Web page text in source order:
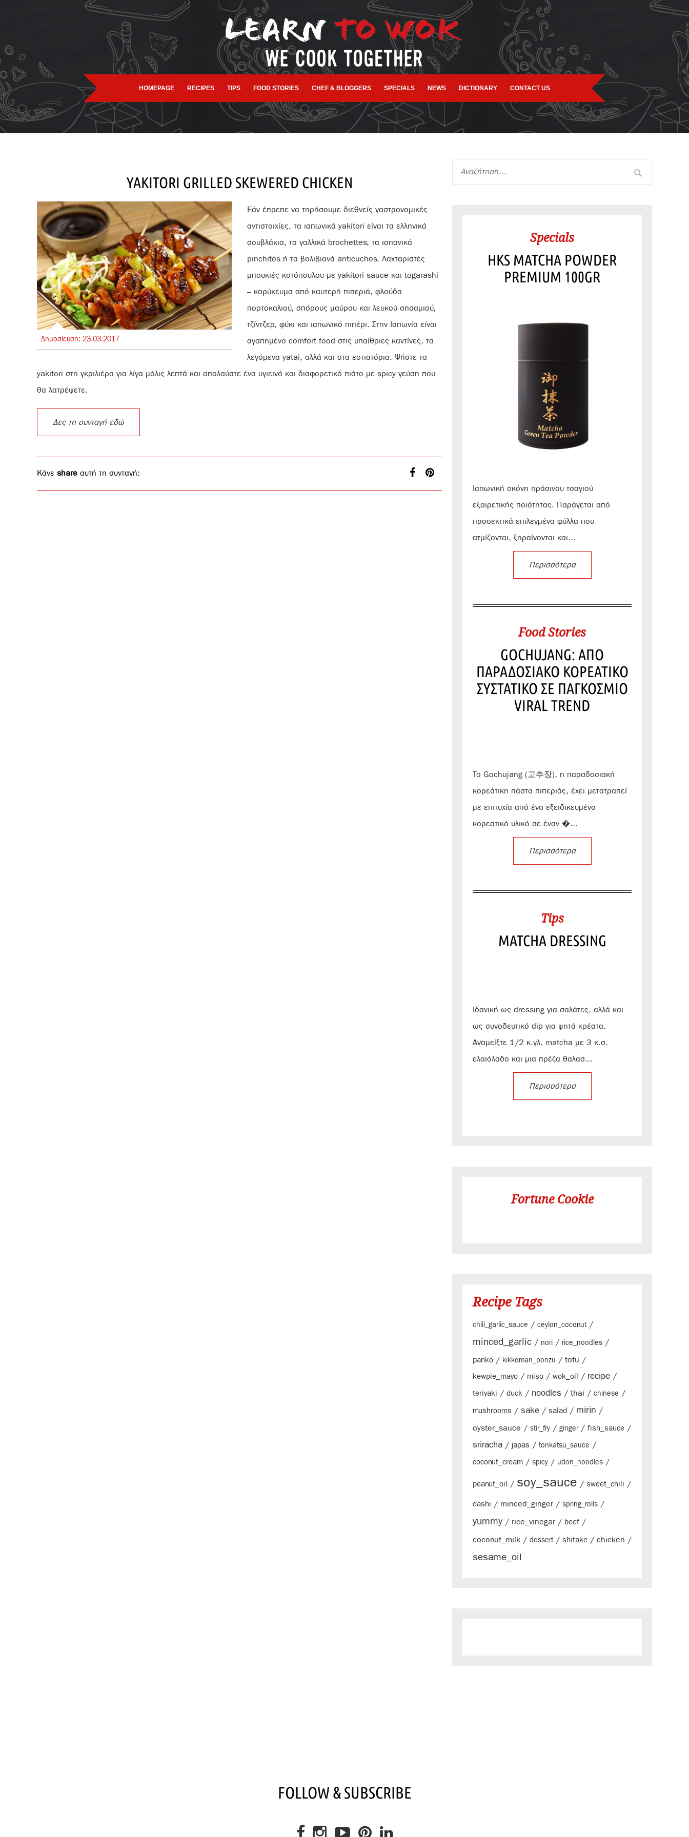
HOMEPAGE RECIPES TIPS FOOD STORIES CHEF & BLOGGERS SPECIALS NEWS DICTIONARY CONTACT US
YAKITORI GRILLED SKEWERED CHICKEN
Δημοσίευση: 23.03.2017
Εάν έπρεπε να τηρήσουμε διεθνείς γαστρονομικές
αντιστοιχίες, τα ιαπωνικά yakitori είναι τα ελληνικά
σουβλάκια, τα γαλλικά brochettes, τα ισπανικά
pinchitos ή τα βολιβιανά anticuchos. Λαχταριστές
μπουκιές κοτόπουλου με yakitori sauce και togarashi
– καρύκευμα από καυτερή πιπεριά, φλούδα
πορτοκαλιού, σπόρους μαύρου και λευκού σησαμιού,
τζίντζερ, φύκι και ιαπωνικό πιπέρι. Στην Ιαπωνία είναι
αγαπημένο comfort food στις υπαίθριες καντίνες, τα
λεγόμενα yatai, αλλά και στα εστιατόρια. Ψήστε τα
yakitori στη γκριλιέρα για λίγα μόλις λεπτά και απολαύστε ένα υγιεινό και διαφορετικό πιάτο με spicy γεύση που
θα λατρέψετε.
Δες τη συνταγή εδώ
Κάνε share αυτή τη συνταγή:
Specials
HKS MATCHA POWDER
PREMIUM 100GR
Ιαπωνική σκόνη πράσινου τσαγιού
εξαιρετικής ποιότητας. Παράγεται από
προσεκτικά επιλεγμένα φύλλα που
ατμίζονται, ξηραίνονται και...
Περισσότερα
Food Stories
GOCHUJANG: ΑΠΟ
ΠΑΡΑΔΟΣΙΑΚΟ ΚΟΡΕΑΤΙΚΟ
ΣΥΣΤΑΤΙΚΟ ΣΕ ΠΑΓΚΟΣΜΙΟ
VIRAL TREND
Το Gochujang (고추장), η παραδοσιακή
κορεάτικη πάστα πιπεριάς, έχει μετατραπεί
με επιτυχία από ένα εξειδικευμένο
κορεατικό υλικό σε έναν �...
Περισσότερα
Tips
MATCHA DRESSING
Ιδανική ως dressing για σαλάτες, αλλά και
ως συνοδευτικό dip για ψητά κρέατα.
Αναμείξτε 1/2 κ.γλ. matcha με 3 κ.σ.
ελαιόλαδο και μια πρέζα θαλασ...
Περισσότερα
Fortune Cookie
Recipe Tags
chili_garlic_sauce / ceylon_coconut /
minced_garlic / nori / rice_noodles /
panko / kikkoman_ponzu / tofu /
kewpie_mayo / miso / wok_oil / recipe /
teriyaki / duck / noodles / thai / chinese /
mushrooms / sake / salad / mirin /
oyster_sauce / stir_fry / ginger/ fish_sauce /
sriracha / japas / tonkatsu_sauce /
coconut_cream / spicy / udon_noodles /
peanut_oil / soy_sauce / sweet_chili /
dashi / minced_ginger/ spring_rolls /
yummy / rice_vinegar/ beef /
coconut_milk / dessert / shitake / chicken /
sesame_oil
FOLLOW & SUBSCRIBE